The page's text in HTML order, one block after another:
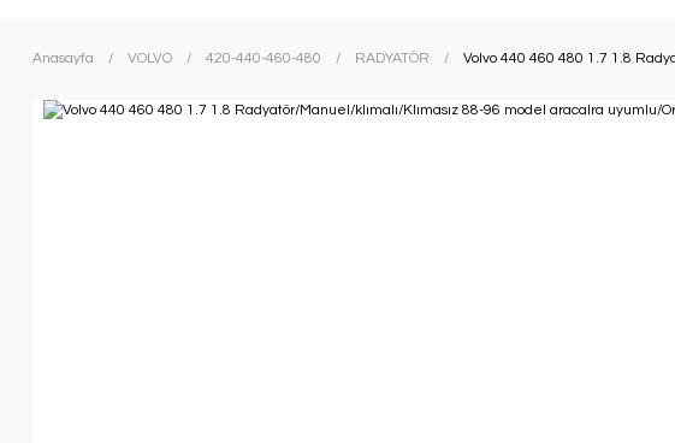
Anasayfa VOLVO 420-440-460-480 RADYATÖR Volvo 440 460 480 1.7 1.8